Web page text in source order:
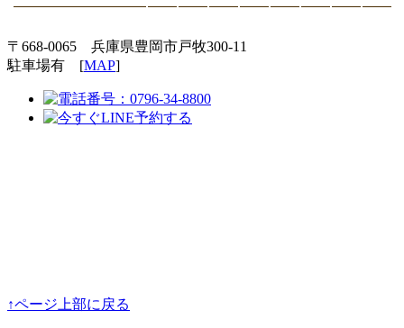
〒668-0065 兵庫県豊岡市戸牧300-11
駐車場有 [MAP]
↑ページ上部に戻る